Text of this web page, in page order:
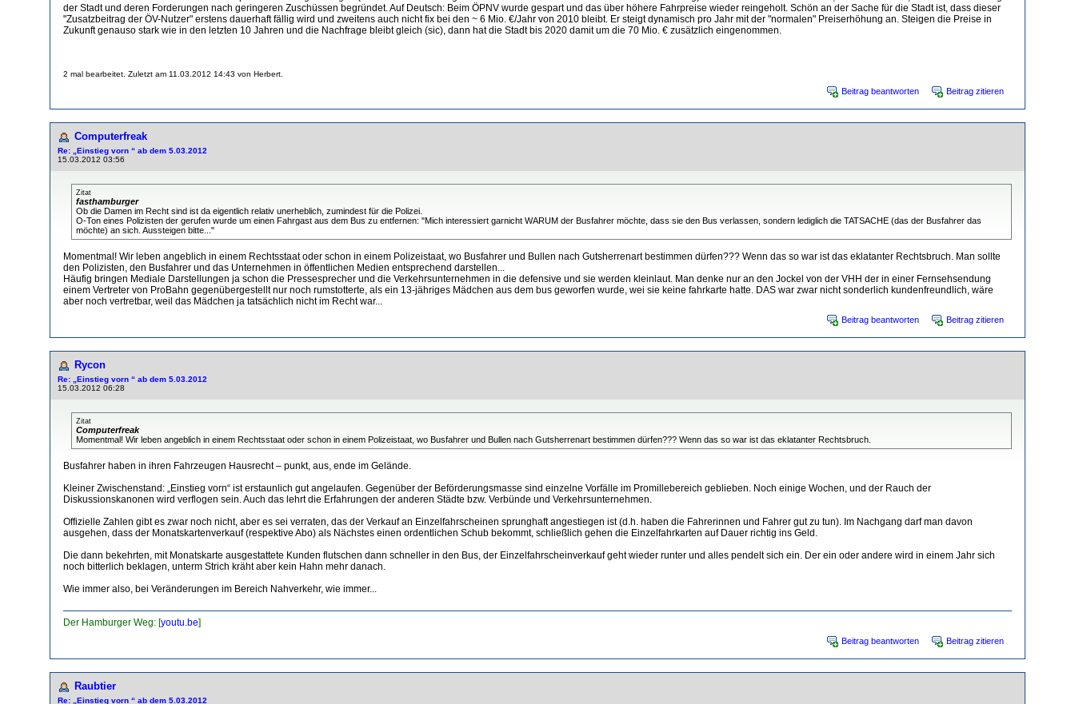
der Stadt und deren Forderungen nach geringeren Zuschüssen begründet. Auf Deutsch: Beim ÖPNV wurde gespart und das über höhere Fahrpreise wieder reingeholt. Schön an der Sache für die Stadt ist, dass dieser
"Zusatzbeitrag der ÖV-Nutzer" erstens dauerhaft fällig wird und zweitens auch nicht fix bei den ~ 6 Mio. €/Jahr von 2010 bleibt. Er steigt dynamisch pro Jahr mit der "normalen" Preiserhöhung an. Steigen die Preise in
Zukunft genauso stark wie in den letzten 10 Jahren und die Nachfrage bleibt gleich (sic), dann hat die Stadt bis 2020 damit um die 70 Mio. € zusätzlich eingenommen.
2 mal bearbeitet. Zuletzt am 11.03.2012 14:43 von Herbert.
Beitrag beantworten Beitrag zitieren
Computerfreak
Re: „Einstieg vorn “ ab dem 5.03.2012
15.03.2012 03:56
Zitat
fasthamburger
Ob die Damen im Recht sind ist da eigentlich relativ unerheblich, zumindest für die Polizei.
O-Ton eines Polizisten der gerufen wurde um einen Fahrgast aus dem Bus zu entfernen: "Mich interessiert garnicht WARUM der Busfahrer möchte, dass sie den Bus verlassen, sondern lediglich die TATSACHE (das der Busfahrer das
möchte) an sich. Aussteigen bitte..."
Momentmal! Wir leben angeblich in einem Rechtsstaat oder schon in einem Polizeistaat, wo Busfahrer und Bullen nach Gutsherrenart bestimmen dürfen??? Wenn das so war ist das eklatanter Rechtsbruch. Man sollte
den Polizisten, den Busfahrer und das Unternehmen in öffentlichen Medien entsprechend darstellen...
Häufig bringen Mediale Darstellungen ja schon die Pressesprecher und die Verkehrsunternehmen in die defensive und sie werden kleinlaut. Man denke nur an den Jockel von der VHH der in einer Fernsehsendung
einem Vertreter von ProBahn gegenübergestellt nur noch rumstotterte, als ein 13-jähriges Mädchen aus dem bus geworfen wurde, wei sie keine fahrkarte hatte. DAS war zwar nicht sonderlich kundenfreundlich, wäre
aber noch vertretbar, weil das Mädchen ja tatsächlich nicht im Recht war...
Beitrag beantworten Beitrag zitieren
Rycon
Re: „Einstieg vorn “ ab dem 5.03.2012
15.03.2012 06:28
Zitat
Computerfreak
Momentmal! Wir leben angeblich in einem Rechtsstaat oder schon in einem Polizeistaat, wo Busfahrer und Bullen nach Gutsherrenart bestimmen dürfen??? Wenn das so war ist das eklatanter Rechtsbruch.
Busfahrer haben in ihren Fahrzeugen Hausrecht – punkt, aus, ende im Gelände.
Kleiner Zwischenstand: „Einstieg vorn“ ist erstaunlich gut angelaufen. Gegenüber der Beförderungsmasse sind einzelne Vorfälle im Promillebereich geblieben. Noch einige Wochen, und der Rauch der
Diskussionskanonen wird verflogen sein. Auch das lehrt die Erfahrungen der anderen Städte bzw. Verbünde und Verkehrsunternehmen.
Offizielle Zahlen gibt es zwar noch nicht, aber es sei verraten, das der Verkauf an Einzelfahrscheinen sprunghaft angestiegen ist (d.h. haben die Fahrerinnen und Fahrer gut zu tun). Im Nachgang darf man davon
ausgehen, dass der Monatskartenverkauf (respektive Abo) als Nächstes einen ordentlichen Schub bekommt, schließlich gehen die Einzelfahrkarten auf Dauer richtig ins Geld.
Die dann bekehrten, mit Monatskarte ausgestattete Kunden flutschen dann schneller in den Bus, der Einzelfahrscheinverkauf geht wieder runter und alles pendelt sich ein. Der ein oder andere wird in einem Jahr sich
noch bitterlich beklagen, unterm Strich kräht aber kein Hahn mehr danach.
Wie immer also, bei Veränderungen im Bereich Nahverkehr, wie immer...
Der Hamburger Weg: [youtu.be]
Beitrag beantworten Beitrag zitieren
Raubtier
Re: „Einstieg vorn “ ab dem 5.03.2012